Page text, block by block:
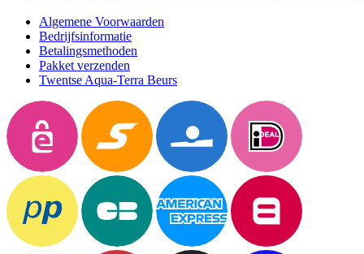
Algemene Voorwaarden
Bedrijfsinformatie
Betalingsmethoden
Pakket verzenden
Twentse Aqua-Terra Beurs